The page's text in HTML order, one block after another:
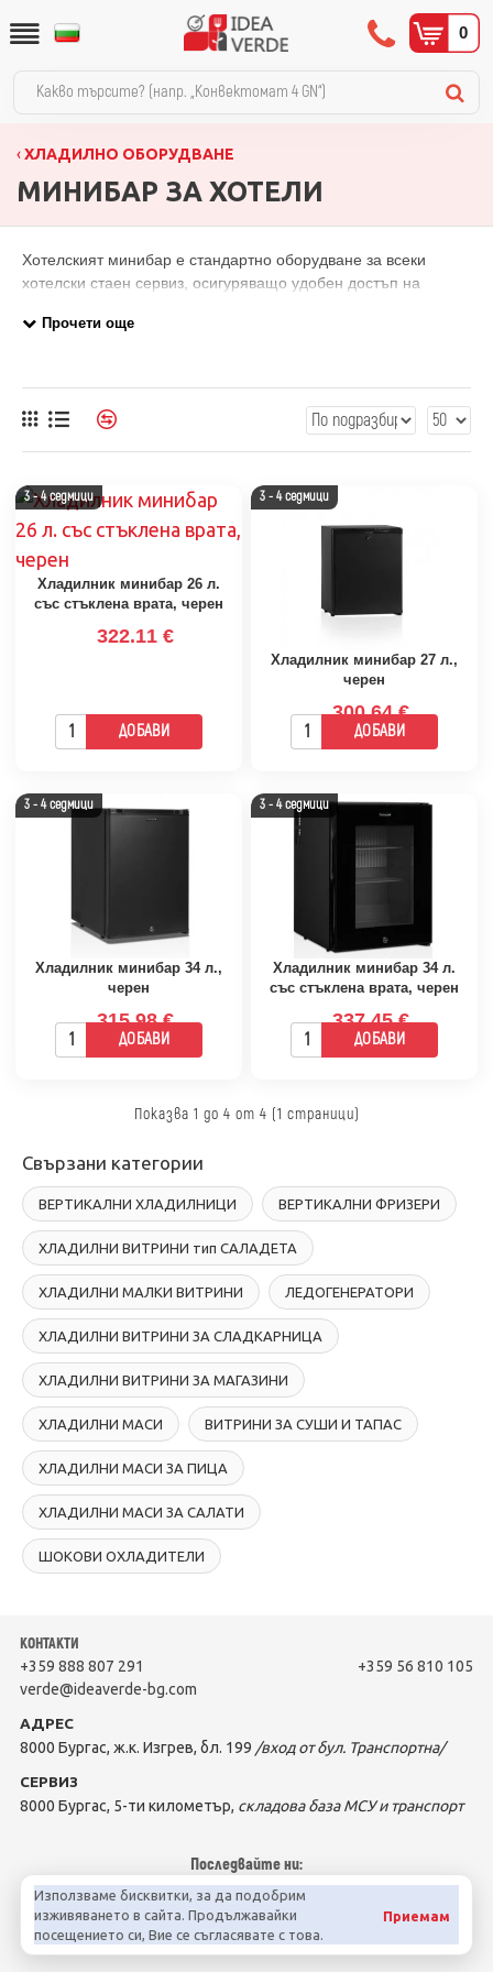
Използваме бисквитки, за да подобрим
изживяването в сайта. Продължавайки
посещението си, Вие се съгласявате с това.
Приемам
0
ХЛАДИЛНО ОБОРУДВАНЕ
МИНИБАР ЗА ХОТЕЛИ
Хотелският минибар е стандартно оборудване за всеки
хотелски стаен сервиз, осигуряващо удобен достъп на
ще намерите хладилници минибар с вместимост 27 л и 34 л
апартаменти и малки офиси. При избор съобразете
3 - 4 седмици
Хладилник минибар 26 л.
със стъклена врата, черен
322.11 €
ДОБАВИ
3 - 4 седмици
Хладилник минибар 27 л.,
черен
300.64 €
ДОБАВИ
3 - 4 седмици
Хладилник минибар 34 л.,
черен
315.98 €
ДОБАВИ
3 - 4 седмици
Хладилник минибар 34 л.
със стъклена врата, черен
337.45 €
ДОБАВИ
Показва 1 до 4 от 4 (1 страници)
Свързани категории
ВЕРТИКАЛНИ ХЛАДИЛНИЦИ ВЕРТИКАЛНИ ФРИЗЕРИ
ХЛАДИЛНИ ВИТРИНИ тип САЛАДЕТА
ХЛАДИЛНИ МАЛКИ ВИТРИНИ ЛЕДОГЕНЕРАТОРИ
ХЛАДИЛНИ ВИТРИНИ ЗА СЛАДКАРНИЦА
ХЛАДИЛНИ ВИТРИНИ ЗА МАГАЗИНИ
ХЛАДИЛНИ МАСИ ВИТРИНИ ЗА СУШИ И ТАПАС
ХЛАДИЛНИ МАСИ ЗА ПИЦА
ХЛАДИЛНИ МАСИ ЗА САЛАТИ
ШОКОВИ ОХЛАДИТЕЛИ
КОНТАКТИ
+359 888 807 291
+359 56 810 105
verde@ideaverde-bg.com
АДРЕС
8000 Бургас, ж.к. Изгрев, бл. 199 /вход от бул. Транспортна/
СЕРВИЗ
8000 Бургас, 5-ти километър, складова база МСУ и транспорт
Последвайте ни: